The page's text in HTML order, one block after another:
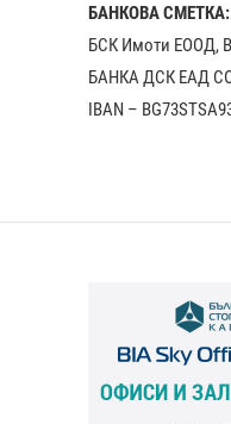
БАНКОВА СМЕТКА:
БСК Имоти ЕООД,
БАНКА ДСК EАД
IBAN –